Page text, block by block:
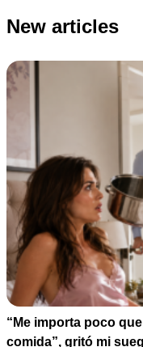
New articles
“Me importa poco
comida”, gritó mi